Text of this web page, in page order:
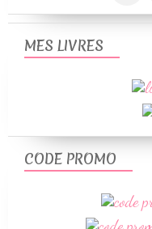
MES LIVRES
CODE PROMO